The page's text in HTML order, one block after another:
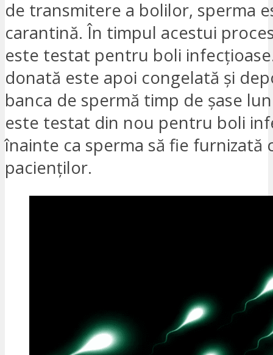
de transmitere a bolilor, sperma
carantină. În timpul acestui
este testat pentru boli
donată este apoi congelată și
banca de spermă timp de șase
este testat din nou pentru boli
înainte ca sperma să fie furnizată
pacienților.